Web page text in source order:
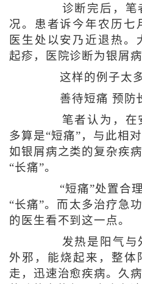
诊断完后，笔
况。患者诉今年农历七
医生处以安乃近退热。
起疹，医院诊断为银屑病
这样的例子太多
善待短痛 预防
笔者认为，在
多算是“短痛”，与此相
如银屑病之类的复杂疾
“长痛”。
“短痛”处置合
“长痛”。而太多治疗急
的医生看不到这一点。
发热是阳气与
外邪，能烧起来，整体
走，迅速治愈疾病。久